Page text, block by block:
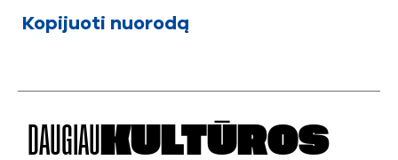
Kopijuoti nuorodą
DAUGIAU KULTŪROS